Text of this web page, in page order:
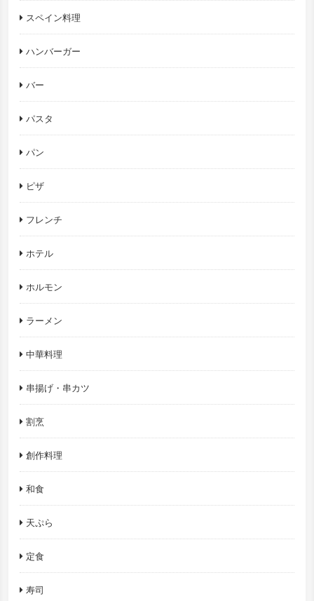
スペイン料理
ハンバーガー
バー
パスタ
パン
ピザ
フレンチ
ホテル
ホルモン
ラーメン
中華料理
串揚げ・串カツ
割烹
創作料理
和食
天ぷら
定食
寿司